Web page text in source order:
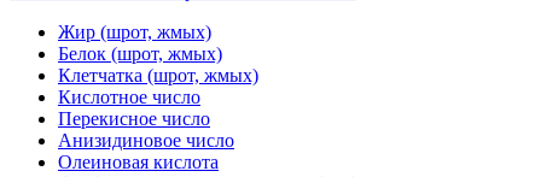
Жир (шрот, жмых)
Белок (шрот, жмых)
Клетчатка (шрот, жмых)
Кислотное число
Перекисное число
Анизидиновое число
Олеиновая кислота